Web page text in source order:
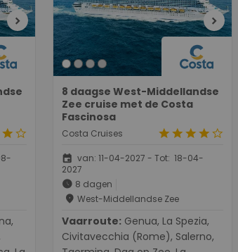
chevron_right
starstar_border
chevron_right
8 daagse West-Middellandse
Zee cruise met de Costa
Fascinosa
Costa Cruises starstarstarstarstar_border
event van: 11-04-2027 - Tot: 18-04-
2027
schedule 8 dagen
place West-Middellandse Zee
Vaarroute:
Civitavecchia (Rome), Salerno,